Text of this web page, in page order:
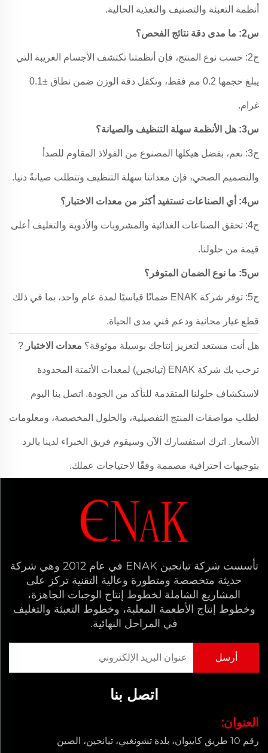
أنظمة التعبئة والتصنيف والتغذية الحالية.
س2: ما مدى دقة نتائج الفحص؟
ج2: حسب نوع المنتج، فإن أنظمتنا تكتشف الأجسام الغريبة التي
يبلغ حجمها 0.2 مم فقط، وتكفل دقة الوزن ضمن نطاق ±0.1
غرام.
س3: هل الأنظمة سهلة التنظيف والصيانة؟
ج3: نعم، بفضل هيكلها المصنوع من الفولاذ المقاوم للصدأ
والتصميم الصحي، فإن معداتنا سهلة التنظيف وتتطلب صيانةً دنيا.
س4: أي الصناعات تستفيد أكثر من معدات الاختبار؟
ج4: تحقق الصناعات الغذائية والمشروبات والأدوية والتغليف أعلى
قيمة من حلولنا.
س5: ما نوع الضمان المتوفر؟
ج5: توفر شركة ENAK ضمانًا قياسيًا لمدة عام واحد، بما في ذلك
قطع غيار مجانية ودعم فني مدى الحياة.
هل أنت مستعد لتعزيز إنتاجك بوسيلة موثوقة؟ معدات الاختبار ?
ترحب بك شركة ENAK (تيانجين) لمعدات الأتمتة المحدودة
لاستكشاف حلولنا المتقدمة للتأكد من الجودة. اتصل بنا اليوم
لطلب مواصفات المنتج التفصيلية، والحلول المخصصة، ومعلومات
الأسعار. اترك استفسارك الآن وسيقوم فريق الخبراء لدينا بالرد
بتوجيهات احترافية مصممة وفقًا لاحتياجات عملك.
تأسست شركة تيانجين ENAK في عام 2012 وهي شركة
حديثة متخصصة ومتطورة وعالية التقنية تركز على
المشاريع الشاملة لخطوط إنتاج الوجبات الجاهزة،
وخطوط إنتاج الأطعمة المعلبة، وخطوط التعبئة والتغليف
في المراحل النهائية.
اتصل بنا
العنوان:
رقم 10 طريق كاييوان، بلدة تشونغبي، تيانجين، الصين